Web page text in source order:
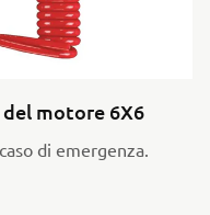
motore 6X6
di emergenza.